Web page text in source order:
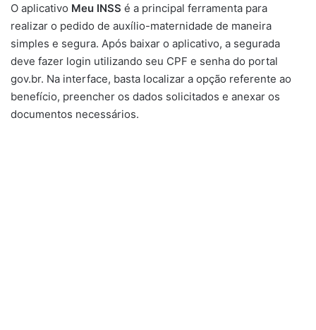
O aplicativo Meu INSS é a principal ferramenta para
realizar o pedido de auxílio-maternidade de maneira
simples e segura. Após baixar o aplicativo, a segurada
deve fazer login utilizando seu CPF e senha do portal
gov.br. Na interface, basta localizar a opção referente ao
benefício, preencher os dados solicitados e anexar os
documentos necessários.